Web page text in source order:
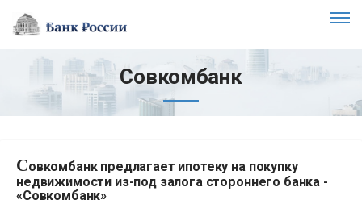
Совкомбанк
Совкомбанк предлагает ипотеку на покупку
недвижимости из-под залога стороннего банка -
«Совкомбанк»